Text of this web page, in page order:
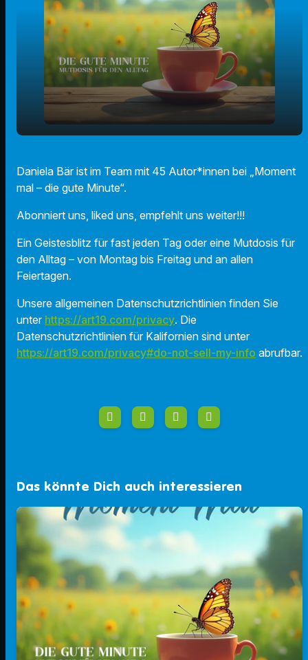
play_arrow
00:00
Daniela Bär ist im Team mit 45 Autor*innen bei „Moment
mal – die gute Minute“.
Abonniert uns, liked uns, empfehlt uns weiter!!!
Ein Geistesblitz für fast jeden Tag oder eine Mutdosis für
den Alltag – von Montag bis Freitag und an allen
Feiertagen.
Unsere allgemeinen Datenschutzrichtlinien finden Sie
unter https://art19.com/privacy. Die
Datenschutzrichtlinien für Kalifornien sind unter
https://art19.com/privacy#do-not-sell-my-info abrufbar.
Das könnte Dich auch interessieren